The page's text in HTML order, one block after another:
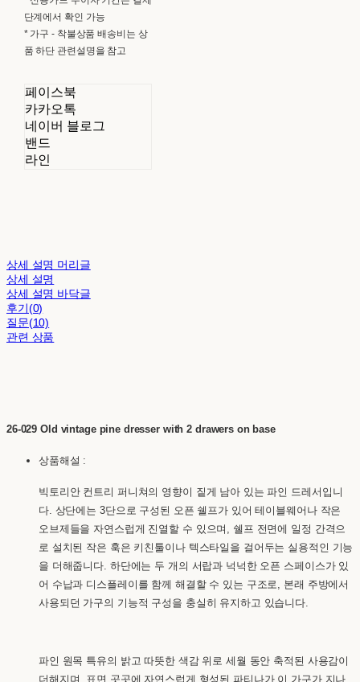
단계에서 확인 가능
* 가구 - 착불상품 배송비는 상
품 하단 관련설명을 참고
페이스북
카카오톡
네이버 블로그
밴드
라인
상세 설명 머리글
상세 설명
상세 설명 바닥글
후기(0)
질문(10)
관련 상품
26-029 Old vintage pine dresser with 2 drawers on base
상품해설 :
빅토리안 컨트리 퍼니쳐의 영향이 짙게 남아 있는 파인 드레서입니
다. 상단에는 3단으로 구성된 오픈 쉘프가 있어 테이블웨어나 작은
오브제들을 자연스럽게 진열할 수 있으며, 쉘프 전면에 일정 간격으
로 설치된 작은 훅은 키친툴이나 텍스타일을 걸어두는 실용적인 기능
을 더해줍니다. 하단에는 두 개의 서랍과 넉넉한 오픈 스페이스가 있
어 수납과 디스플레이를 함께 해결할 수 있는 구조로, 본래 주방에서
사용되던 가구의 기능적 구성을 충실히 유지하고 있습니다.
파인 원목 특유의 밝고 따뜻한 색감 위로 세월 동안 축적된 사용감이
더해지며, 표면 곳곳에 자연스럽게 형성된 파티나가 이 가구가 지나